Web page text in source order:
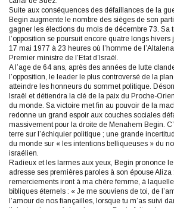
Suite aux conséquences des défaillances de la
Begin augmente le nombre des sièges de son
gagner les élections du mois de décembre 73. Sa
l’opposition se poursuit encore quatre longs
17 mai 1977 à 23 heures où l’homme de
Premier ministre de l’Etat d’Israël.
A l’age de 64 ans, après des années de lutte
l’opposition, le leader le plus controversé de la
atteindre les honneurs du sommet politique.
Israël et détiendra la clé de la paix du Proche-
du monde. Sa victoire met fin au pouvoir de la
redonne un grand espoir aux couches sociales
massivement pour la droite de Menahem Begin.
terre sur l’échiquier politique ; une grande
du monde sur « les intentions belliqueuses » du
israélien.
Radieux et les larmes aux yeux, Begin prononce
adresse ses premières paroles à son épouse Aliza
remerciements iront à ma chère femme, à
bibliques éternels : « Je me souviens de toi, de
l’amour de nos fiançailles, lorsque tu m’as suivi